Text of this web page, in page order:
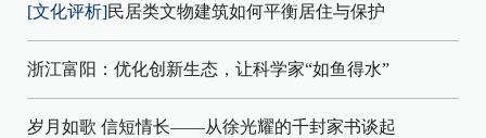
[文化评析]民居类文物建筑如何平衡居住与保护
浙江富阳：优化创新生态，让科学家“如鱼得水”
岁月如歌 信短情长——从徐光耀的千封家书谈起